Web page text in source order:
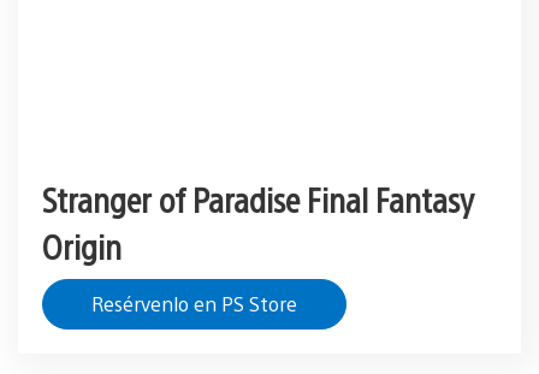
Stranger of Paradise Final Fantasy
Origin
Resérvenlo en PS Store